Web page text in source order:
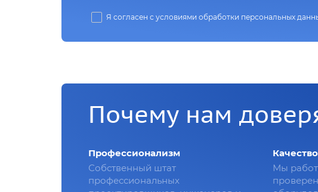
Я согласен с условиями обработки персональных
Почему нам
Профессионализм
Собственный штат
профессиональных
Качество
Мы